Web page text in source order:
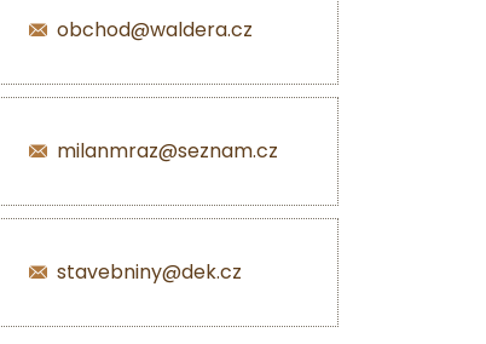
obchod@waldera.cz
milanmraz@seznam.cz
stavebniny@dek.cz